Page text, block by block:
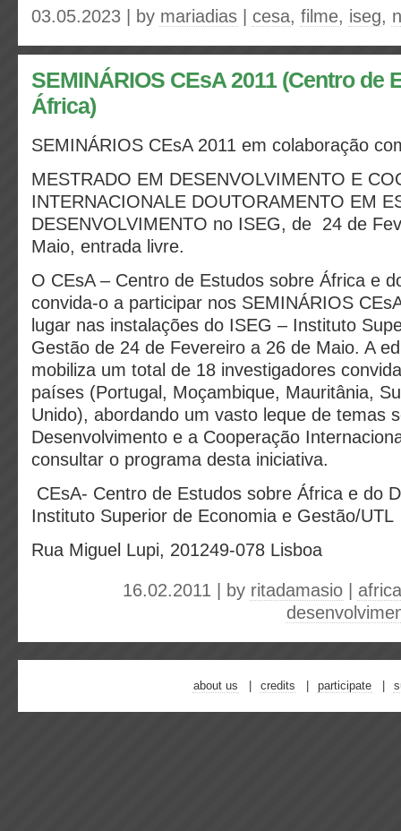
03.05.2023 | by mariadias cesa, filme, iseg,
SEMINÁRIOS CEsA 2011 (Centro de
África)
SEMINÁRIOS CEsA 2011 em colaboração
MESTRADO EM DESENVOLVIMENTO E
INTERNACIONALE DOUTORAMENTO EM
DESENVOLVIMENTO no ISEG, de 24 de
Maio, entrada livre.
O CEsA – Centro de Estudos sobre África e
convida-o a participar nos SEMINÁRIOS
lugar nas instalações do ISEG – Instituto
Gestão de 24 de Fevereiro a 26 de Maio. A
mobiliza um total de 18 investigadores
países (Portugal, Moçambique, Mauritânia,
Unido), abordando um vasto leque de temas
Desenvolvimento e a Cooperação
consultar o programa desta iniciativa.
CEsA- Centro de Estudos sobre África e do
Instituto Superior de Economia e Gestão/UTL
Rua Miguel Lupi, 201249-078 Lisboa
16.02.2011 | by ritadamasio
africa
about us credits participate